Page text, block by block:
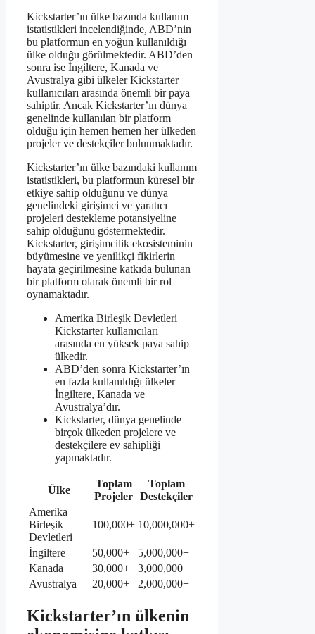
Kickstarter’ın ülke bazında kullanım
istatistikleri incelendiğinde, ABD’nin
bu platformun en yoğun kullanıldığı
ülke olduğu görülmektedir. ABD’den
sonra ise İngiltere, Kanada ve
Avustralya gibi ülkeler Kickstarter
kullanıcıları arasında önemli bir paya
sahiptir. Ancak Kickstarter’ın dünya
genelinde kullanılan bir platform
olduğu için hemen hemen her ülkeden
projeler ve destekçiler bulunmaktadır.
Kickstarter’ın ülke bazındaki kullanım
istatistikleri, bu platformun küresel bir
etkiye sahip olduğunu ve dünya
genelindeki girişimci ve yaratıcı
projeleri destekleme potansiyeline
sahip olduğunu göstermektedir.
Kickstarter, girişimcilik ekosisteminin
büyümesine ve yenilikçi fikirlerin
hayata geçirilmesine katkıda bulunan
bir platform olarak önemli bir rol
oynamaktadır.
Amerika Birleşik Devletleri
Kickstarter kullanıcıları
arasında en yüksek paya sahip
ülkedir.
ABD’den sonra Kickstarter’ın
en fazla kullanıldığı ülkeler
İngiltere, Kanada ve
Avustralya’dır.
Kickstarter, dünya genelinde
birçok ülkeden projelere ve
destekçilere ev sahipliği
yapmaktadır.
Ülke
Toplam
Projeler
Toplam
Destekçiler
Amerika
Birleşik
Devletleri
100,000+ 10,000,000+
İngiltere 50,000+
5,000,000+
Kanada
30,000+
3,000,000+
Avustralya
20,000+ 2,000,000+
Kickstarter’ın ülkenin